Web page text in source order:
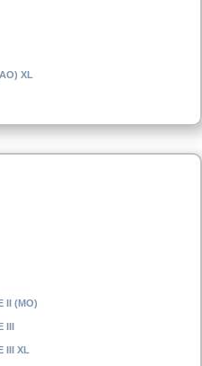
XL
II (MO)
III
III XL